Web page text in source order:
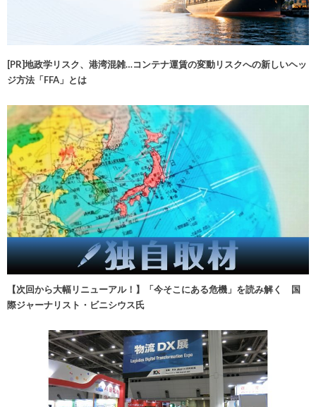
[PR]地政学リスク、港湾混雑…コンテナ運賃の変動リスクへの新しいヘッ
ジ方法「FFA」とは
【次回から大幅リニューアル！】「今そこにある危機」を読み解く 国
際ジャーナリスト・ビニシウス氏